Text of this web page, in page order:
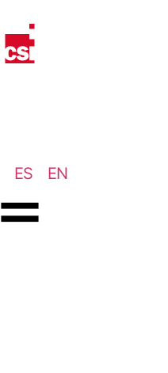
ES EN